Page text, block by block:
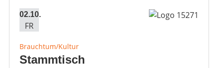
02.10.
FR
Brauchtum/Kultur
Stammtisch